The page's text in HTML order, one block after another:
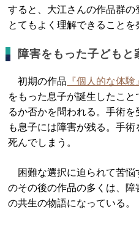
すると、大江さんの作品群
とてもよく理解できることを
障害をもった子どもと
初期の作品 『個人的な体験
をもった息子が誕生したこ
るか否かを問われる。手術
も息子には障害が残る。手
死んでしまう。
困難な選択に迫られて苦悩
のその後の作品の多くは、
の共生の物語になっている。